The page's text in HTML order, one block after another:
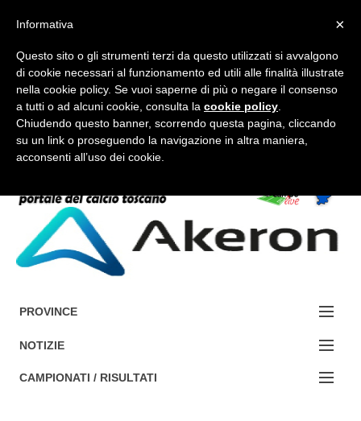
FORUM-ACCEDI
Accedi / Registrati
PROVINCE
EDIZIONE:
AREZZO
NOTIZIE
NOTIZIE:
CAMPIONATI / RISULTATI
×
Informativa
Questo sito o gli strumenti terzi da questo utilizzati si avvalgono
di cookie necessari al funzionamento ed utili alle finalità illustrate
nella cookie policy. Se vuoi saperne di più o negare il consenso
a tutti o ad alcuni cookie, consulta la cookie policy
Chiudendo questo banner, scorrendo questa pagina, cliccando
su un link o proseguendo la navigazione in altra maniera,
acconsenti all’uso dei cookie.